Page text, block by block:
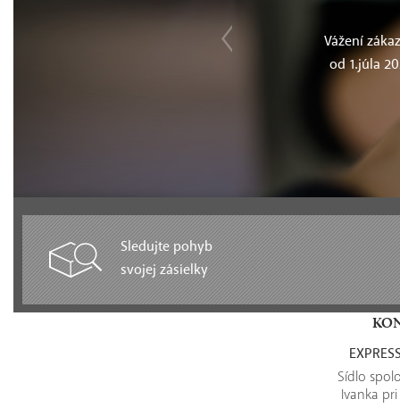
Vážení
od 1.júla
Sledujte pohyb
svojej zásielky
Sídlo
Ivanka